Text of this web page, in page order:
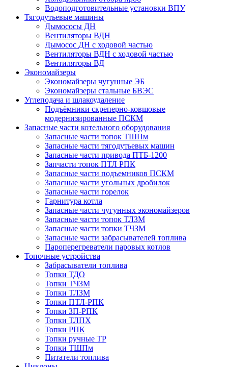
Водоподготовительные установки ВПУ
Тягодутьевые машины
Дымососы ДН
Вентиляторы ВДН
Дымосос ДН с ходовой частью
Вентиляторы ВДН с ходовой частью
Вентиляторы ВД
Экономайзеры
Экономайзеры чугунные ЭБ
Экономайзеры стальные БВЭС
Углеподача и шлакоудаление
Подъёмники скреперно-ковшовые
модернизированные ПСКМ
Запасные части котельного оборудования
Запасные части топок ТШПм
Запасные части тягодутьевых машин
Запасные части привода ПТБ-1200
Запчасти топок ПТЛ РПК
Запасные части подъемников ПСКМ
Запасные части угольных дробилок
Запасные части горелок
Гарнитура котла
Запасные части чугунных экономайзеров
Запасные части топок ТЛЗМ
Запасные части топки ТЧЗМ
Запасные части забрасывателей топлива
Пароперегреватели паровых котлов
Топочные устройства
Забрасыватели топлива
Топки ТДО
Топки ТЧЗМ
Топки ТЛЗМ
Топки ПТЛ-РПК
Топки ЗП-РПК
Топки ТЛПХ
Топки РПК
Топки ручные ТР
Топки ТШПм
Питатели топлива